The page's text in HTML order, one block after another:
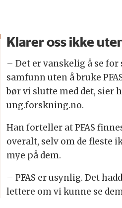
Klarer oss ikke
– Det er vanskelig å se for
samfunn uten å bruke
bør vi slutte med det, sier
ung.forskning.no.
Han forteller at PFAS
overalt, selv om de fleste
mye på dem.
– PFAS er usynlig. Det
lettere om vi kunne se